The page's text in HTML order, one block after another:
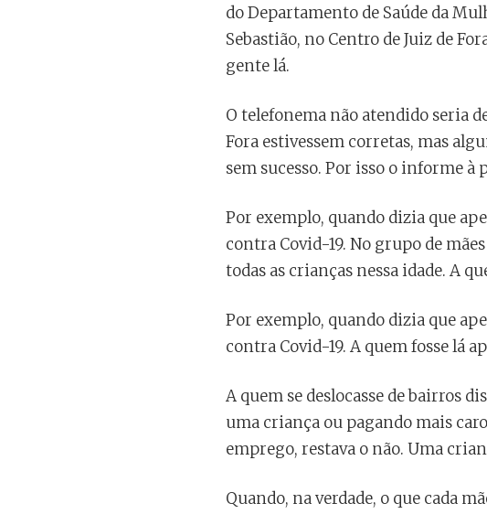
do Departamento de Saúde da
Sebastião, no Centro de Juiz de
gente lá.
O telefonema não atendido seria
Fora estivessem corretas, mas
sem sucesso. Por isso o informe à
Por exemplo, quando dizia que
contra Covid-19. No grupo de
todas as crianças nessa idade. A
Por exemplo, quando dizia que
contra Covid-19. A quem fosse lá
A quem se deslocasse de bairros
uma criança ou pagando mais
emprego, restava o não. Uma
Quando, na verdade, o que cada